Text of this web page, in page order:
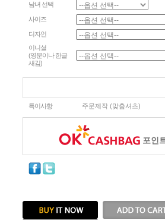
남녀 선택
사이즈
디자인
이니셜
(영문이나 한글
새김)
특이사항 주문제작 (맞춤셔츠)
포인